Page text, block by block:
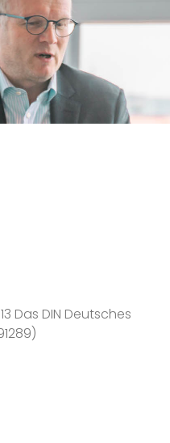
Das DIN Deutsches